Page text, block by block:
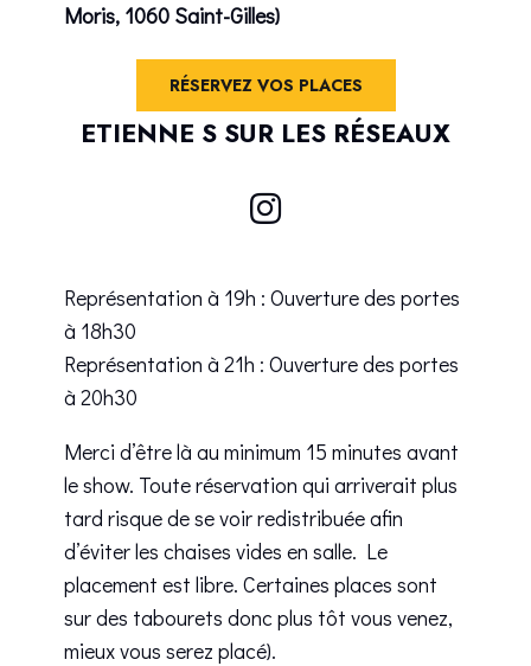
Moris, 1060 Saint-Gilles)
RÉSERVEZ VOS PLACES
ETIENNE S SUR LES RÉSEAUX
Représentation à 19h : Ouverture des portes
à 18h30
Représentation à 21h : Ouverture des portes
à 20h30
Merci d’être là au minimum 15 minutes avant
le show. Toute réservation qui arriverait plus
tard risque de se voir redistribuée afin
d’éviter les chaises vides en salle. Le
placement est libre. Certaines places sont
sur des tabourets donc plus tôt vous venez,
mieux vous serez placé).